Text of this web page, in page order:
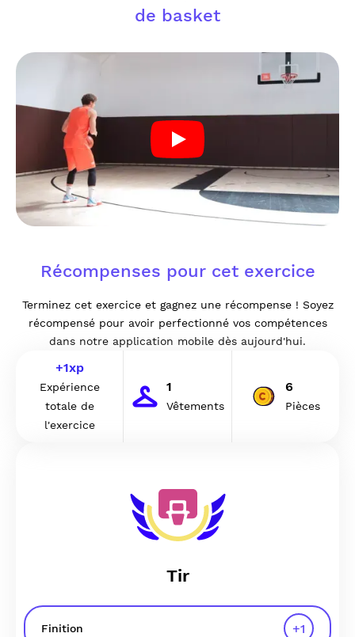
de basket
Récompenses pour cet exercice
Terminez cet exercice et gagnez une récompense ! Soyez
récompensé pour avoir perfectionné vos compétences
dans notre application mobile dès aujourd'hui.
+1xp
Expérience
totale de
l'exercice
1
Vêtements
6
Pièces
Tir
Finition +1